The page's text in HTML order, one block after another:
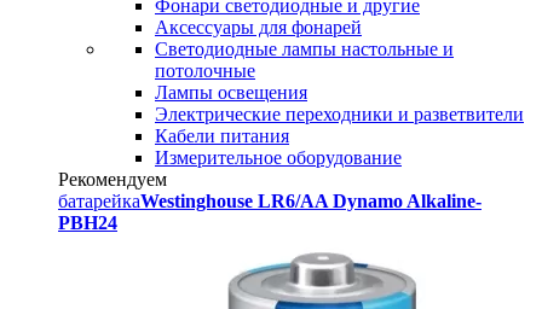
Фонари светодиодные и другие
Аксессуары для фонарей
Светодиодные лампы настольные и
потолочные
Лампы освещения
Электрические переходники и разветвители
Кабели питания
Измерительное оборудование
Рекомендуем
батарейкаWestinghouse LR6/AA Dynamo Alkaline-
PBH24